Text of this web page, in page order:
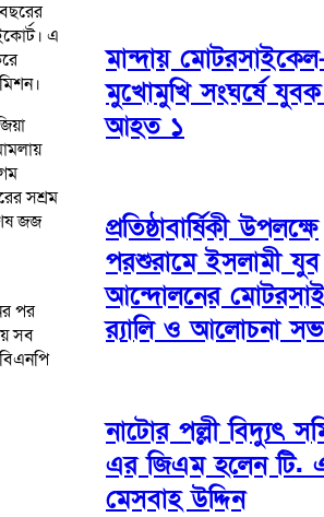
এ
সশ্রম
জজ
পর
সব
মান্দায়
মুখোমুখি সংঘর্ষে
আহত ১
প্রতিষ্ঠাবার্ষিকী উপলক্ষে
পরশুরামে ইসলামী যুব
আন্দোলনের
র‌্যালি ও আলোচনা
নাটোর পল্লী বিদ্যুৎ
এর জিএম হলেন টি.
মেসবাহ উদ্দিন